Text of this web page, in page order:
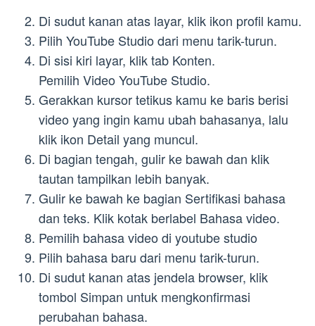
Di sudut kanan atas layar, klik ikon profil kamu.
Pilih YouTube Studio dari menu tarik-turun.
Di sisi kiri layar, klik tab Konten.
Pemilih Video YouTube Studio.
Gerakkan kursor tetikus kamu ke baris berisi
video yang ingin kamu ubah bahasanya, lalu
klik ikon Detail yang muncul.
Di bagian tengah, gulir ke bawah dan klik
tautan tampilkan lebih banyak.
Gulir ke bawah ke bagian Sertifikasi bahasa
dan teks. Klik kotak berlabel Bahasa video.
Pemilih bahasa video di youtube studio
Pilih bahasa baru dari menu tarik-turun.
Di sudut kanan atas jendela browser, klik
tombol Simpan untuk mengkonfirmasi
perubahan bahasa.